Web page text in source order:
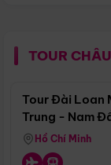
TOUR
Tour Đài Loan
Trung - Nam
Hồ Chí Minh